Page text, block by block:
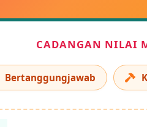
CADANGAN NILAI
Bertanggungjawab